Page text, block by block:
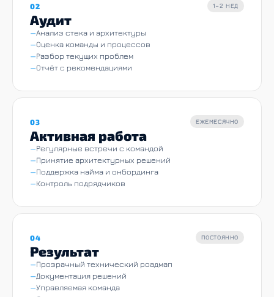
02 1–2 НЕД
Аудит
Анализ стека и архитектуры
Оценка команды и процессов
Разбор текущих проблем
Отчёт с рекомендациями
03 ЕЖЕМЕСЯЧНО
Активная работа
Регулярные встречи с командой
Принятие архитектурных решений
Поддержка найма и онбординга
Контроль подрядчиков
04 ПОСТОЯННО
Результат
Прозрачный технический роадмап
Документация решений
Управляемая команда